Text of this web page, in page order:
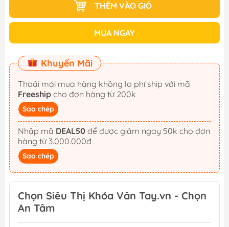
THÊM VÀO GIỎ
MUA NGAY
Khuyến Mãi
Thoải mái mua hàng không lo phí ship với mã
Freeship cho đơn hàng từ 200k
Sao chép
Nhập mã DEAL50
hàng từ 3.000.000đ
Sao chép
Chọn Siêu Thị Khóa Vân Tay.vn - Chọn
An Tâm